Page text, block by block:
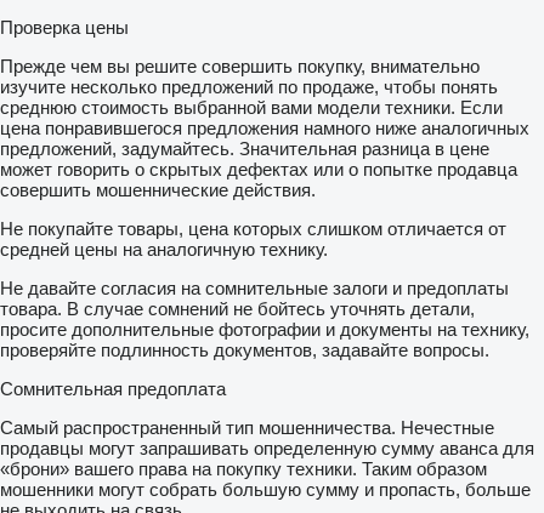
Проверка цены
Прежде чем вы решите совершить покупку, внимательно
изучите несколько предложений по продаже, чтобы понять
среднюю стоимость выбранной вами модели техники. Если
цена понравившегося предложения намного ниже аналогичных
предложений, задумайтесь. Значительная разница в цене
может говорить о скрытых дефектах или о попытке продавца
совершить мошеннические действия.
Не покупайте товары, цена которых слишком отличается от
средней цены на аналогичную технику.
Не давайте согласия на сомнительные залоги и предоплаты
товара. В случае сомнений не бойтесь уточнять детали,
просите дополнительные фотографии и документы на технику,
проверяйте подлинность документов, задавайте вопросы.
Сомнительная предоплата
Самый распространенный тип мошенничества. Нечестные
продавцы могут запрашивать определенную сумму аванса для
«брони» вашего права на покупку техники. Таким образом
мошенники могут собрать большую сумму и пропасть, больше